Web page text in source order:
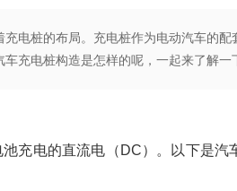
电桩的布局。充电桩作为电动汽车的配
充电桩构造是怎样的呢，一起来了解一
池充电的直流电（ DC）。以下是汽